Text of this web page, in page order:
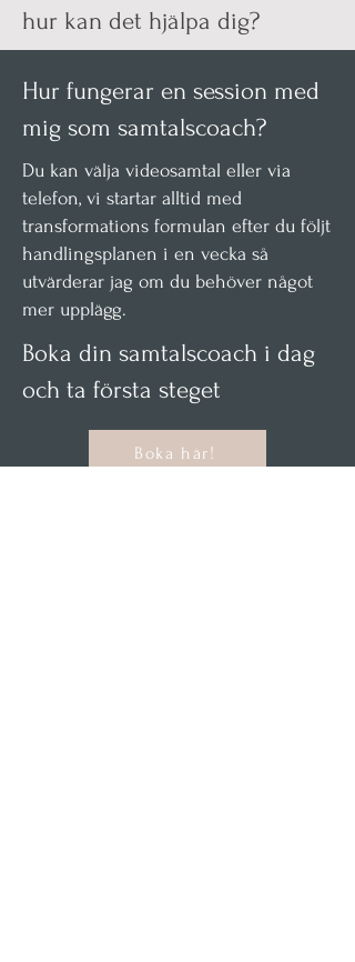
hur kan det hjälpa dig?
Hur fungerar en session med
mig som samtalscoach?
Du kan välja videosamtal eller via
telefon, vi startar alltid med
transformations formulan efter du följt
handlingsplanen i en vecka så
utvärderar jag om du behöver något
mer upplägg.
Boka din samtalscoach i dag
och ta första steget
Boka här!